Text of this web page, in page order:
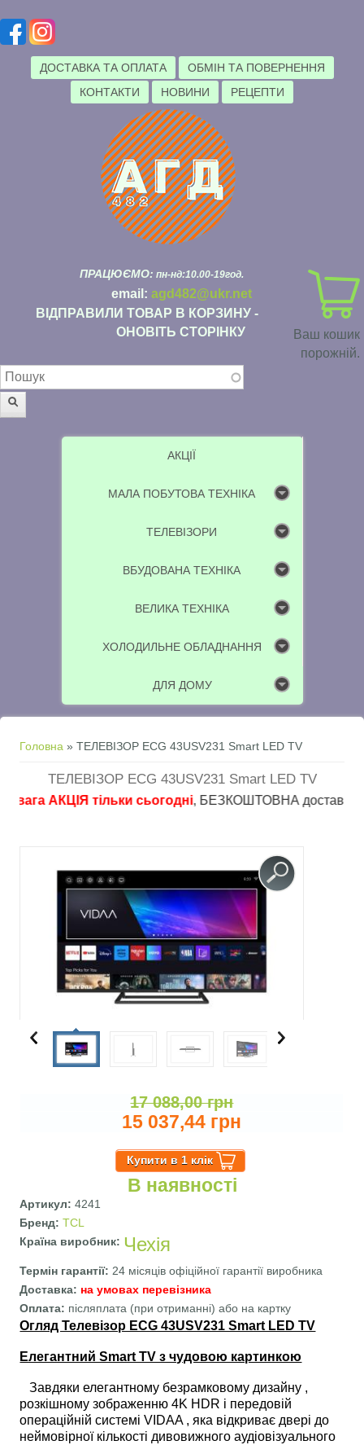
ДОСТАВКА ТА ОПЛАТА
ОБМІН ТА ПОВЕРНЕННЯ
КОНТАКТИ
НОВИНИ РЕЦЕПТИ
Ваш кошик
порожній.
ПРАЦЮЄМО: пн-нд:10.00-19год.
email: agd482@ukr.net
ВІДПРАВИЛИ ТОВАР В КОРЗИНУ -
ОНОВІТЬ СТОРІНКУ
Пошукова форма
АКЦІЇ
МАЛА ПОБУТОВА ТЕХНІКА
ТЕЛЕВІЗОРИ
ВБУДОВАНА ТЕХНІКА
ВЕЛИКА ТЕХНІКА
ХОЛОДИЛЬНЕ ОБЛАДНАННЯ
ДЛЯ ДОМУ
Ви є тут
Головна » ТЕЛЕВІЗОР ECG 43USV231 Smart LED TV
ТЕЛЕВІЗОР ECG 43USV231 Smart LED TV
АКЦІЯ тільки сьогодні, БЕЗКОШТОВНА доставка в
17 088,00 грн
15 037,44 грн
В наявності
Артикул:4241
Бренд:TCL
Країна виробник: Чехія
Термін гарантії:24 місяців офіційної гарантії виробника
Доставка: на умовах перевізника
Оплата: післяплата (при отриманні) або на картку
Огляд Телевізор ECG 43USV231 Smart LED TV
Елегантний Smart TV з чудовою картинкою
Завдяки елегантному безрамковому дизайну ,
розкішному зображенню 4K HDR і передовій
операційній системі VIDAA , яка відкриває двері до
неймовірної кількості дивовижного аудіовізуального